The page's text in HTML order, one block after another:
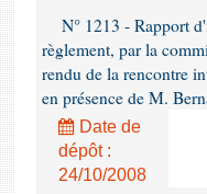
N° 1213 - Rapport
règlement, par la
rendu de la rencontre
en présence de M.
Date de
dépôt :
24/10/2008